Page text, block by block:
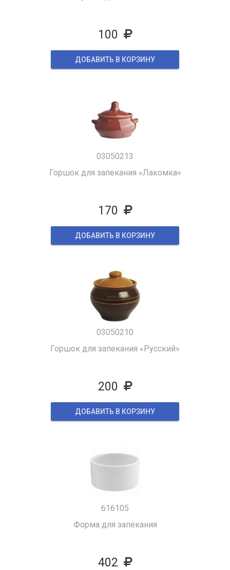
100
ДОБАВИТЬ В КОРЗИНУ
03050213
Горшок для запекания «Лакомка»
170
ДОБАВИТЬ В КОРЗИНУ
03050210
Горшок для запекания «Русский»
200
ДОБАВИТЬ В КОРЗИНУ
616105
Форма для запекания
402